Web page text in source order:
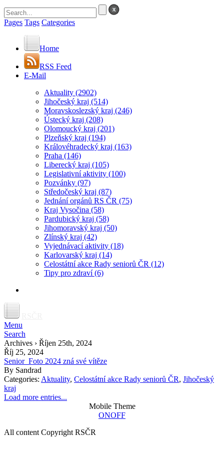
Pages Tags Categories
Home
RSS Feed
E-Mail
Aktuality (2902)
Jihočeský kraj (514)
Moravskoslezský kraj (246)
Ústecký kraj (208)
Olomoucký kraj (201)
Plzeňský kraj (194)
Královéhradecký kraj (163)
Praha (146)
Liberecký kraj (105)
Legislativní aktivity (100)
Pozvánky (97)
Středočeský kraj (87)
Jednání orgánů RS ČR (75)
Kraj Vysočina (58)
Pardubický kraj (58)
Jihomoravský kraj (50)
Zlínský kraj (42)
Vyjednávací aktivity (18)
Karlovarský kraj (14)
Celostátní akce Rady seniorů ČR (12)
Tipy pro zdraví(6)
Menu
Search
Archives › Říjen 25th, 2024
Říj 25, 2024
Senior_Foto 2024 zná své vítěze
By Sandrad
Categories: Aktuality, Celostátní akce Rady seniorů ČR, Jihočeský
kraj
Load more entries...
Mobile Theme
ONOFF
All content Copyright RSČR